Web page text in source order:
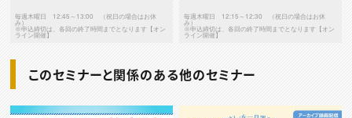
毎週木曜日 12:45～13:00 （祝日の場合はお休
み）
※申込締切は、各回の終了時間までとなります【オン
ライン開催】
毎週木曜日 12:15～12:30 （祝日の場合はお休
み）
※申込締切は、各回の終了時間までとなります【オン
ライン開催】
このセミナーと関係のある他のセミナー